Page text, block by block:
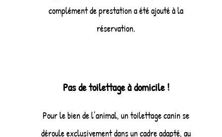
complément de prestation a été ajouté à la
réservation.
Pas de toilettage à domicile !
Pour le bien de l’animal, un toilettage canin se
déroule exclusivement dans un cadre adapté, au